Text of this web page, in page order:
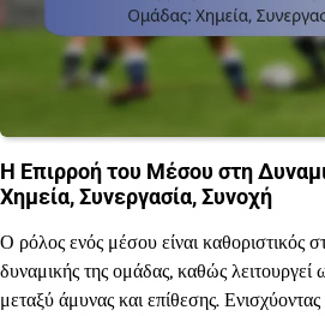
Η Επιρροή του Μέσου στη
Χημεία, Συνεργασία, Συνοχή
Ο ρόλος ενός μέσου είναι καθοριστικός
δυναμικής της ομάδας, καθώς
μεταξύ άμυνας και επίθεσης. Ενισχύοντας